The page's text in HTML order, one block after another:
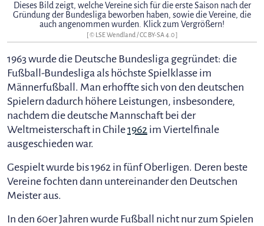
Dieses Bild zeigt, welche Vereine sich für die erste Saison nach der
Gründung der Bundesliga beworben haben, sowie die Vereine, die
auch angenommen wurden. Klick zum Vergrößern!
[ © LSE Wendland /CC BY-SA 4.0]
1963 wurde die Deutsche Bundesliga gegründet: die
Fußball-Bundesliga als höchste Spielklasse im
Männerfußball. Man erhoffte sich von den deutschen
Spielern dadurch höhere Leistungen, insbesondere,
nachdem die deutsche Mannschaft bei der
Weltmeisterschaft in Chile1962 im Viertelfinale
ausgeschieden war.
Gespielt wurde bis 1962 in fünf Oberligen. Deren beste
Vereine fochten dann untereinander den Deutschen
Meister aus.
In den 60er Jahren wurde Fußball nicht nur zum Spielen